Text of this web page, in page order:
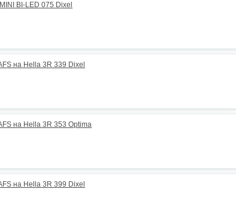
BI-LED 075 Dixel
на Hella 3R 339 Dixel
на Hella 3R 353 Optima
на Hella 3R 399 Dixel